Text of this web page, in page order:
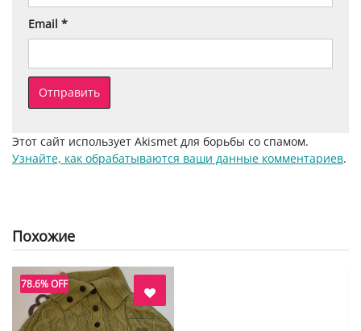
Email *
Этот сайт использует Akismet для борьбы со спамом.
Узнайте, как обрабатываются ваши данные комментариев.
Похожие
78.6% OFF